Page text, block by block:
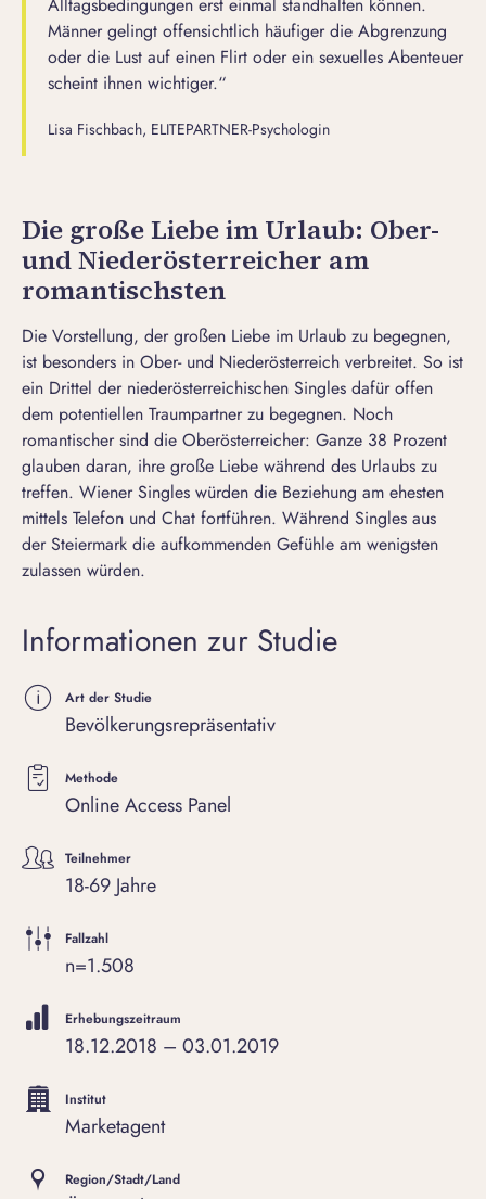
Männer gelingt offensichtlich häufiger die Abgrenzung
oder die Lust auf einen Flirt oder ein sexuelles Abenteuer
scheint ihnen wichtiger.“
Lisa Fischbach, ELITEPARTNER-Psychologin
Die große Liebe im Urlaub: Ober-
und Niederösterreicher am
romantischsten
Die Vorstellung, der großen Liebe im Urlaub zu begegnen,
ist besonders in Ober- und Niederösterreich verbreitet. So ist
ein Drittel der niederösterreichischen Singles dafür offen
dem potentiellen Traumpartner zu begegnen. Noch
romantischer sind die Oberösterreicher: Ganze 38 Prozent
glauben daran, ihre große Liebe während des Urlaubs zu
treffen. Wiener Singles würden die Beziehung am ehesten
mittels Telefon und Chat fortführen. Während Singles aus
der Steiermark die aufkommenden Gefühle am wenigsten
zulassen würden.
Informationen zur Studie
Art der Studie
Bevölkerungsrepräsentativ
Methode
Online Access Panel
Teilnehmer
18-69 Jahre
Fallzahl
n=1.508
Erhebungszeitraum
18.12.2018 – 03.01.2019
Institut
Marketagent
Region/Stadt/Land